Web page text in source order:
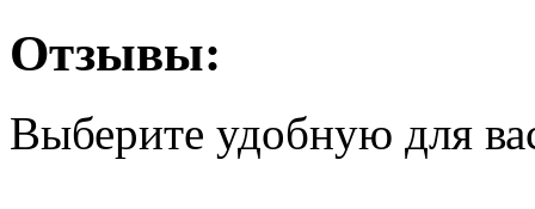
Отзывы:
Выберите удобную для